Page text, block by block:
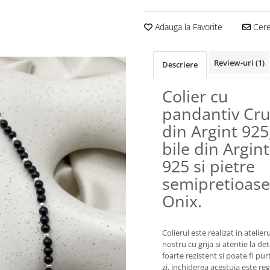
Adauga la Favorite
Descriere Review-uri (1)
Colier cu
pandantiv
din Argint
bile din Argint
925 si pietre
semipretioase
Onix.
Colierul este realizat in
nostru cu grija si atentie la
foarte rezistent si poate fi
zi, inchiderea acestuia este